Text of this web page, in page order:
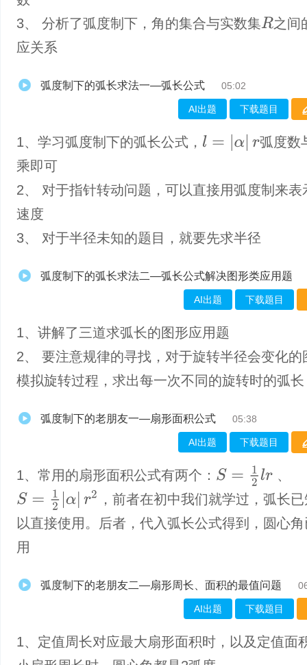
3、 分析了弧度制下，角的集合与实数集 R
之间
应关系
弧度制下的弧长求法一—弧长公式 05:02
AI出题 下载题目
1、学习弧度制下的弧长公式， l= α|r
弧度数
乘即可
2、 对于指针转动问题，可以直接用弧度制来表
速度
3、 对于半径未知的题目，就要先求半径
弧度制下的弧长求法二—弧长公式解决图形类应用题
AI出题 下载题目
1、讲解了三道求弧长的图形应用题
2、 要注意规律的寻找，对于旋转半径会变化的
模拟旋转过程，求出每一次不同的旋转时的弧长
弧度制下的老朋友一—扇形面积公式 05:38
AI出题 下载题目
1、常用的扇形面积公式有两个： S= 、
S= 2
，前者在初中我们就学过，弧长
以直接使用。后者，代入弧长公式得到，圆心
用
弧度制下的老朋友二—扇形周长、面积的最值问题
AI出题 下载题目
1、定值周长对应最大扇形面积时，以及定值面